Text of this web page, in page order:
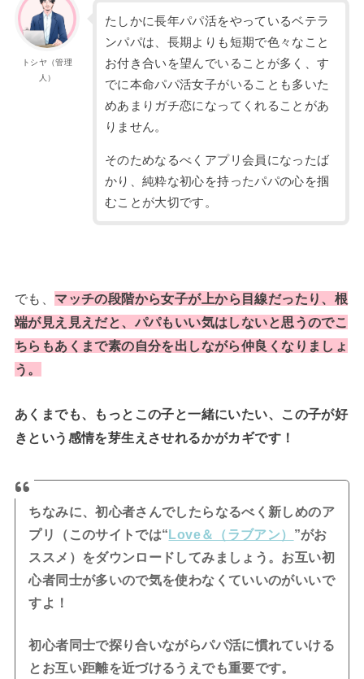
トシヤ（管理
人）
たしかに長年パパ活をやっているベテラ
ンパパは、長期よりも短期で色々なこと
お付き合いを望んでいることが多く、す
でに本命パパ活女子がいることも多いた
めあまりガチ恋になってくれることがあ
りません。
そのためなるべくアプリ会員になったば
かり、純粋な初心を持ったパパの心を掴
むことが大切です。
でも、 マッチの段階から女子が上から目線だったり、根
端が見え見えだと、パパもいい気はしないと思うのでこ
ちらもあくまで素の自分を出しながら仲良くなりましょ
う。
あくまでも、もっとこの子と一緒にいたい、この子が好
きという感情を芽生えさせれるかがカギです！
ちなみに、初心者さんでしたらなるべく新しめのア
プリ（このサイトでは“ Love＆（ラブアン） ”がお
ススメ）をダウンロードしてみましょう。お互い初
心者同士が多いので気を使わなくていいのがいいで
すよ！
初心者同士で探り合いながらパパ活に慣れていける
とお互い距離を近づけるうえでも重要です。